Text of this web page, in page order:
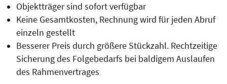
Objektträger sind sofort verfügbar
Keine Gesamtkosten, Rechnung wird für jeden Abruf
einzeln gestellt
Besserer Preis durch größere Stück­zahl. Rechtzeitige
Sicherung des Folgebedarfs bei baldigem Auslaufen
des Rahmenvertrages